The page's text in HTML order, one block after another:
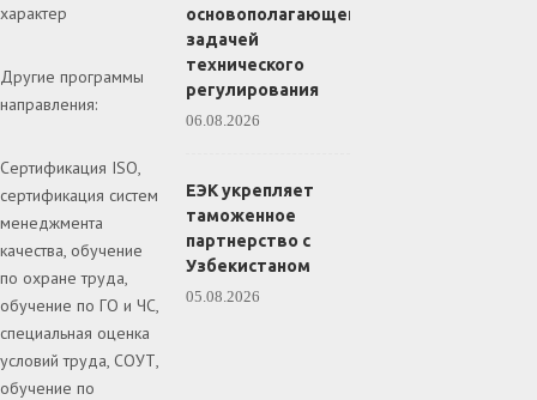
характер
Другие программы
направления:
Сертификация ISO,
сертификация систем
менеджмента
качества, обучение
по охране труда,
обучение по ГО и ЧС,
специальная оценка
условий труда, СОУТ,
обучение по
основополагающей
задачей
технического
регулирования
06.08.2026
ЕЭК укрепляет
таможенное
партнерство с
Узбекистаном
05.08.2026